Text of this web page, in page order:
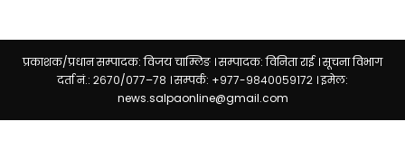
प्रकाशक/प्रधान सम्पादक: विजय चाम्लिङ । सम्पादक: विनिता राई । सूचना विभाग
दर्ता नं.: २६७०/०७७–७८ । सम्पर्क: +९७७-९८४००५९१७२ । इमेल:
news.salpaonline@gmail.com